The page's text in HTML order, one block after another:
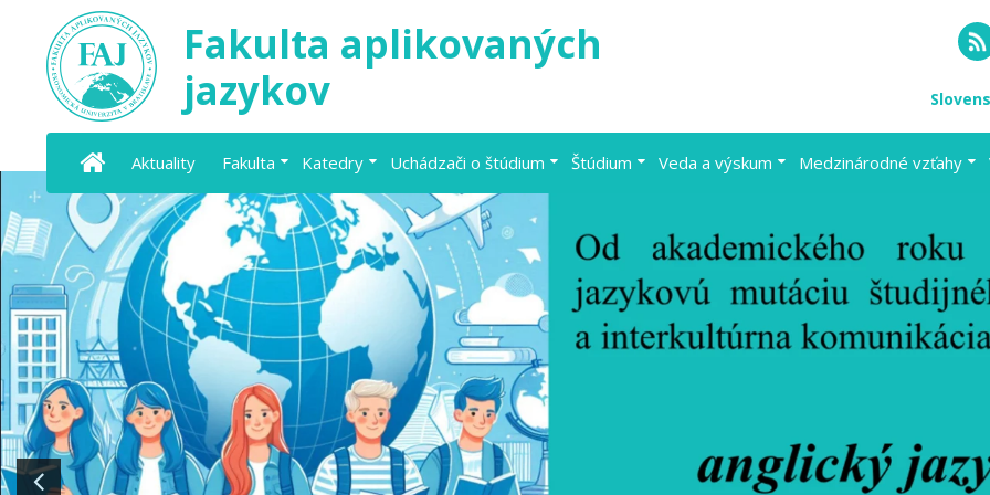
Fakulta aplikovaných
jazykov
Aktuality Fakulta Katedry Uchádzači o štúdium Štúdium Veda a výskum Medzinárodné vzťahy